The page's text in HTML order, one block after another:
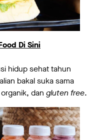
Di Sini
hidup sehat tahun
bakal suka sama
dan gluten free.